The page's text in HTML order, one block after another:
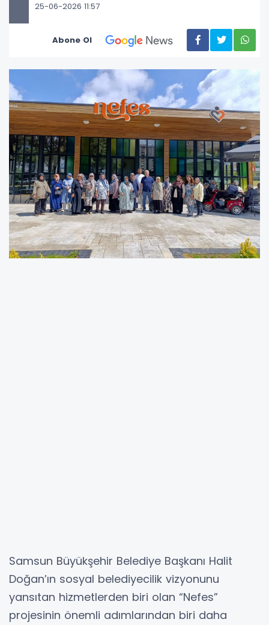
25-06-2026 11:57
Abone Ol
Samsun Büyükşehir Belediye Başkanı Halit
Doğan’ın sosyal belediyecilik vizyonunu
yansıtan hizmetlerden biri olan “Nefes”
projesinin önemli adımlarından biri daha